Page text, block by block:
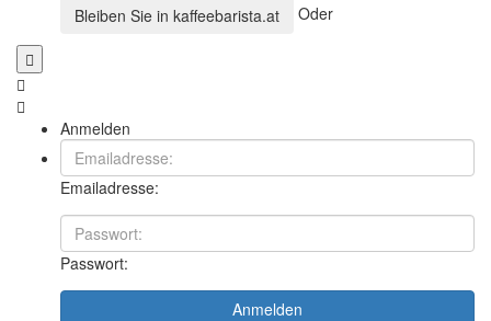
Bleiben Sie in kaffeebarista.at Oder
Anmelden
Emailadresse:
Passwort:
Anmelden